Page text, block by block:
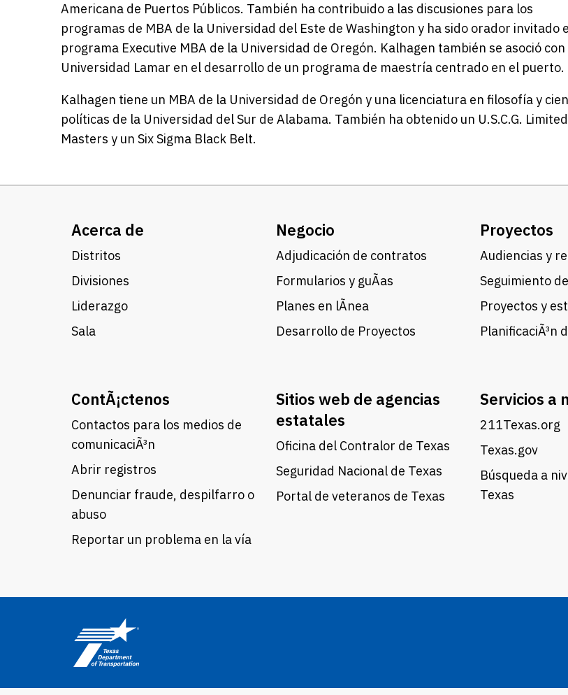
Americana de Puertos Públicos. También ha contribuido a las discusiones para los
programas de MBA de la Universidad del Este de Washington y ha sido orador invitado
programa Executive MBA de la Universidad de Oregón. Kalhagen también se asoció con
Universidad Lamar en el desarrollo de un programa de maestría centrado en el puerto.
Kalhagen tiene un MBA de la Universidad de Oregón y una licenciatura en filosofía y
políticas de la Universidad del Sur de Alabama. También ha obtenido un U.S.C.G. Limited
Masters y un Six Sigma Black Belt.
Acerca de
Distritos
Divisiones
Liderazgo
Sala
Negocio
Adjudicación de contratos
Formularios y guÃ­as
Planes en lÃ­nea
Desarrollo de Proyectos
Proyectos
Audiencias y
Seguimiento
Proyectos y
PlanificaciÃ³n
ContÃ¡ctenos
Contactos para los medios de
comunicaciÃ³n
Abrir registros
Denunciar fraude, despilfarro o
abuso
Reportar un problema en la vía
Sitios web de agencias
estatales
Oficina del Contralor de Texas
Seguridad Nacional de Texas
Portal de veteranos de Texas
Servicios a
211Texas.org
Texas.gov
Búsqueda a
Texas